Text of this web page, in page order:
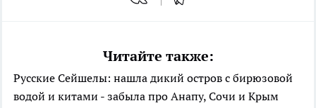
Читайте также:
Русские Сейшелы: нашла дикий остров с бирюзовой
водой и китами - забыла про Анапу, Сочи и Крым